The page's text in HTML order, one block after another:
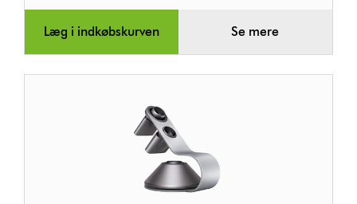
Læg i indkøbskurven Se mere